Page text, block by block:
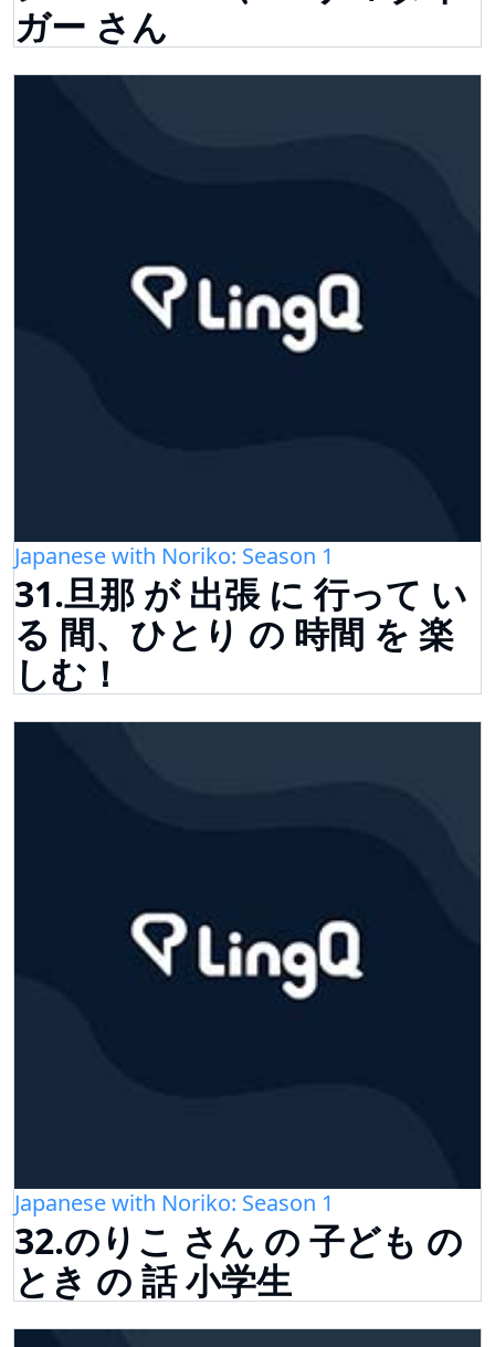
ガー さん
Japanese with Noriko: Season 1
31.旦那 が 出張 に 行って い
る 間、ひとり の 時間 を 楽
しむ！
Japanese with Noriko: Season 1
32.のりこ さん の 子ども の
とき の 話 小学生